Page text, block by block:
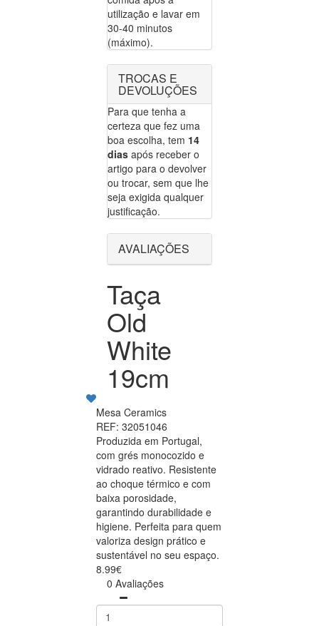
utilização e lavar em
30-40 minutos
(máximo).
TROCAS E
DEVOLUÇÕES
Para que tenha a
certeza que fez uma
boa escolha, tem 14
dias após receber o
artigo para o devolver
ou trocar, sem que lhe
seja exigida qualquer
justificação.
AVALIAÇÕES
Taça
Old
White
19cm
Mesa Ceramics
REF: 32051046
Produzida em Portugal,
com grés monocozido e
vidrado reativo. Resistente
ao choque térmico e com
baixa porosidade,
garantindo durabilidade e
higiene. Perfeita para quem
valoriza design prático e
sustentável no seu espaço.
8.99€
0 Avaliações